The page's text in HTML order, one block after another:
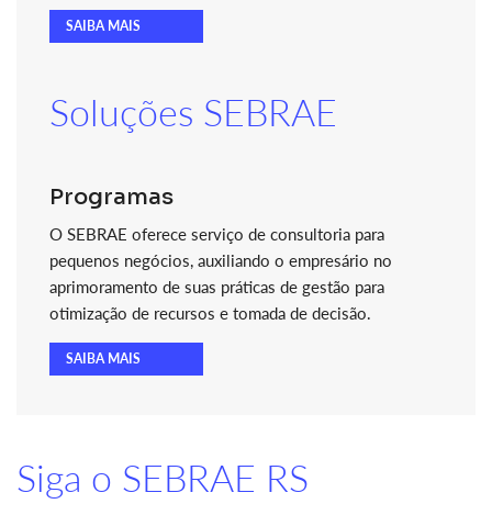
SAIBA MAIS
Soluções SEBRAE
Programas
O SEBRAE oferece serviço de consultoria para
pequenos negócios, auxiliando o empresário no
aprimoramento de suas práticas de gestão para
otimização de recursos e tomada de decisão.
SAIBA MAIS
Siga o SEBRAE RS